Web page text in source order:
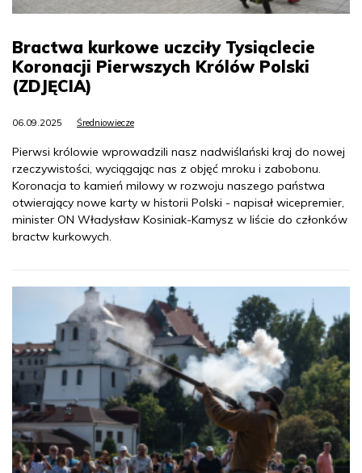
Bractwa kurkowe uczciły Tysiąclecie
Koronacji Pierwszych Królów Polski
(ZDJĘCIA)
06.09.2025 Średniowiecze
Pierwsi królowie wprowadzili nasz nadwiślański kraj do nowej
rzeczywistości, wyciągając nas z objęć mroku i zabobonu.
Koronacja to kamień milowy w rozwoju naszego państwa
otwierający nowe karty w historii Polski - napisał wicepremier,
minister ON Władysław Kosiniak-Kamysz w liście do członków
bractw kurkowych.